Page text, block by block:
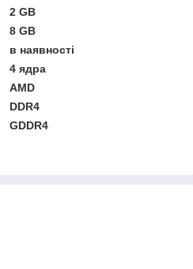
2 GB
8 GB
в наявності
4 ядра
AMD
DDR4
GDDR4